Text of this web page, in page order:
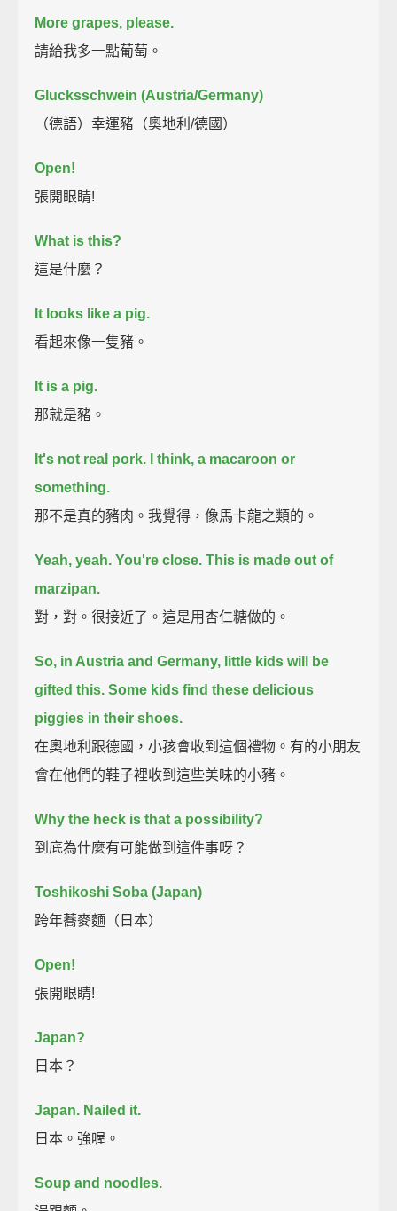
More grapes, please.
請給我多一點葡萄。
Glucksschwein (Austria/Germany)
（德語）幸運豬（奧地利/德國）
Open!
張開眼睛!
What is this?
這是什麼？
It looks like a pig.
看起來像一隻豬。
It is a pig.
那就是豬。
It's not real pork.
I think, a macaroon or
something.
那不是真的豬肉。我覺得，像馬卡龍之類的。
Yeah, yeah. You're close. This is made out of
marzipan.
對，對。很接近了。這是用杏仁糖做的。
So, in Austria and Germany, little kids will be
gifted this. Some kids find these delicious
piggies in their shoes.
在奧地利跟德國，小孩會收到這個禮物。有的小朋友
會在他們的鞋子裡收到這些美味的小豬。
Why the heck is that a possibility?
到底為什麼有可能做到這件事呀？
Toshikoshi Soba (Japan)
跨年蕎麥麵（日本）
Open!
張開眼睛!
Japan?
日本？
Japan. Nailed it.
日本。強喔。
Soup and noodles.